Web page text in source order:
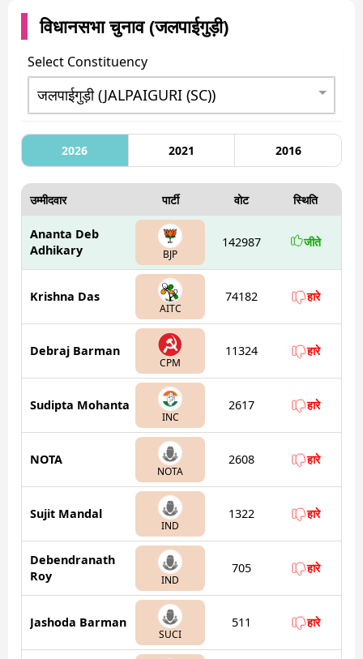
विधानसभा चुनाव (जलपाईगुड़ी)
Select Constituency
2026 2021 2016
उम्मीदवार पार्टी वोट स्थिति
Ananta Deb
Adhikary
BJP
142987 जीते
Krishna Das
AITC
74182 हारे
Debraj Barman
CPM
11324 हारे
Sudipta Mohanta
INC
2617 हारे
NOTA
NOTA
2608 हारे
Sujit Mandal
IND
1322 हारे
Debendranath
Roy
IND
705 हारे
Jashoda Barman
SUCI
511 हारे